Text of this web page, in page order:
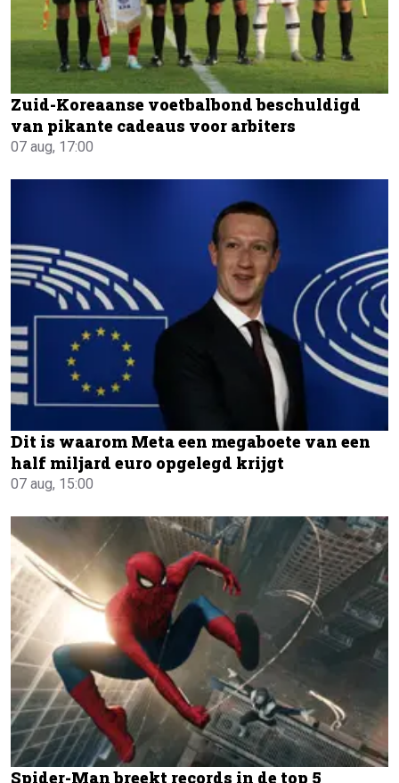
Zuid-Koreaanse voetbalbond beschuldigd
van pikante cadeaus voor arbiters
07 aug, 17:00
Dit is waarom Meta een megaboete van een
half miljard euro opgelegd krijgt
07 aug, 15:00
Spider-Man breekt records in de top 5